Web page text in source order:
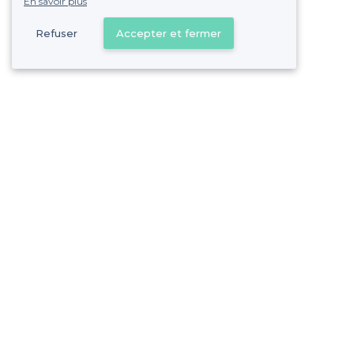
Refuser Accepter et fermer